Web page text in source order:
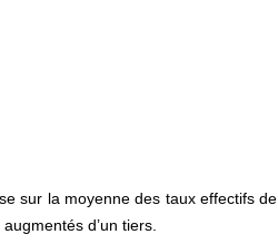
sur la moyenne des taux effectifs de
d’un tiers.